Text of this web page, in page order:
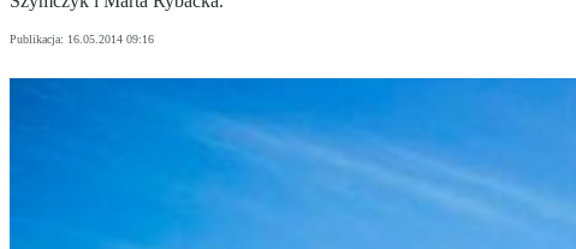
Publikacja: 16.05.2014 09:16